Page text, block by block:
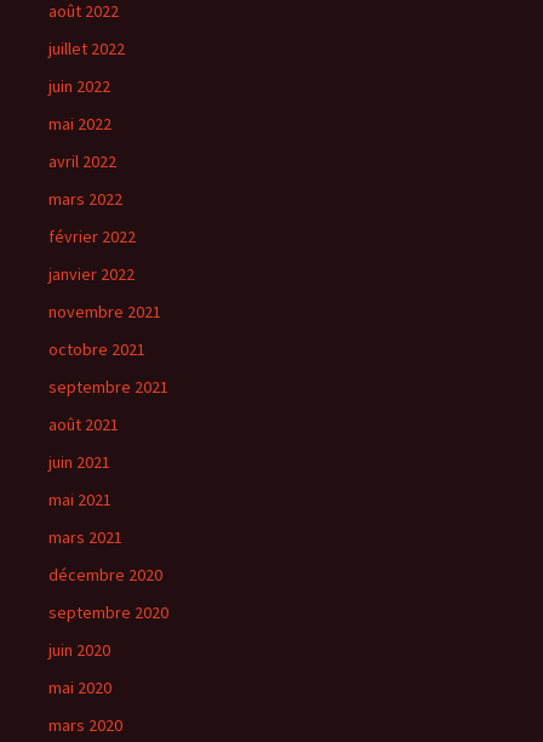
août 2022
juillet 2022
juin 2022
mai 2022
avril 2022
mars 2022
février 2022
janvier 2022
novembre 2021
octobre 2021
septembre 2021
août 2021
juin 2021
mai 2021
mars 2021
décembre 2020
septembre 2020
juin 2020
mai 2020
mars 2020